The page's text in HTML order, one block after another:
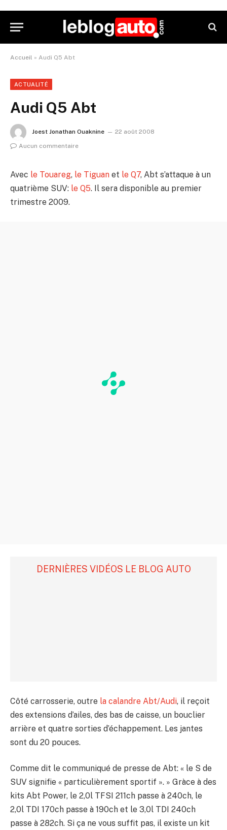
Accueil » Audi Q5 Abt
ACTUALITÉ
Audi Q5 Abt
Joest Jonathan Ouaknine
22 août 2008
Aucun commentaire
Avec le Touareg, le Tiguan et le Q7, Abt s’attaque à un
quatrième SUV: le Q5. Il sera disponible au premier
trimestre 2009.
DERNIÈRES VIDÉOS LE BLOG AUTO
Côté carrosserie, outre la calandre Abt/Audi, il reçoit
des extensions d’ailes, des bas de caisse, un bouclier
arrière et quatre sorties d’échappement. Les jantes
sont du 20 pouces.
Comme dit le communiqué de presse de Abt: « le S de
SUV signifie « particulièrement sportif ». » Gràce à des
kits Abt Power, le 2,0l TFSI 211ch passe à 240ch, le
2,0l TDI 170ch passe à 190ch et le 3,0l TDI 240ch
passe à 282ch. Si ça ne vous suffit pas, il existe un kit